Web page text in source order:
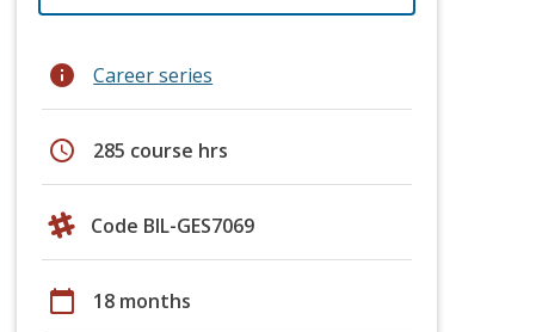
info Career series
schedule 285 course hrs
Code BIL-GES7069
calendar_today 18 months